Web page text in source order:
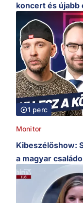
koncert és újabb
1 perc
Monitor
Kibeszélőshow:
a magyar